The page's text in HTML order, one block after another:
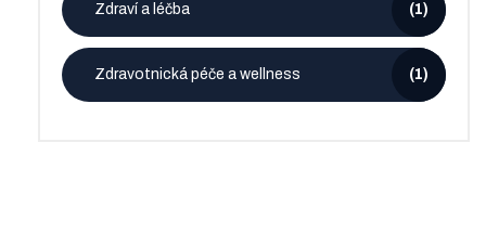
Zdraví a léčba (1)
Zdravotnická péče a wellness (1)